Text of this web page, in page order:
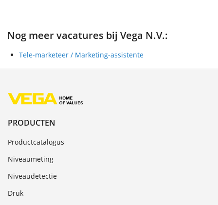
Nog meer vacatures bij Vega N.V.:
Tele-marketeer / Marketing-assistente
PRODUCTEN
Productcatalogus
Niveaumeting
Niveaudetectie
Druk